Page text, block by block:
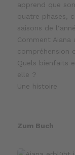
apprend que
quatre phases,
saisons de
Comment
compréhension
Quels bienfaits
elle ?
Une histoire
Zum Buch